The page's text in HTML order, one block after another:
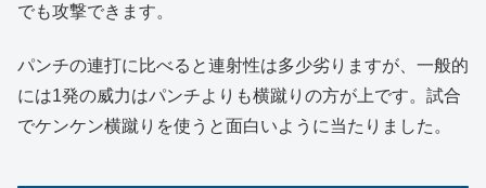
でも攻撃できます。
パンチの連打に比べると連射性は多少劣りますが、一般的
には1発の威力はパンチよりも横蹴りの方が上です。試合
でケンケン横蹴りを使うと面白いように当たりました。